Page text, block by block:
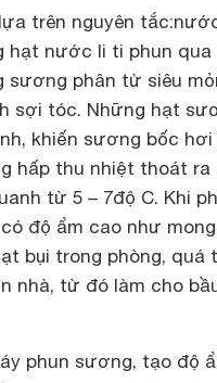
trên nguyên
hạt nước li ti phun qua
sương phân tử siêu
sợi tóc. Những hạt
khiến sương bốc hơi
hấp thu nhiệt thoát ra
từ 5 – 7độ C. Khi
độ ẩm cao như mong
bụi trong phòng, quá
nhà, từ đó làm cho
phun sương, tạo độ